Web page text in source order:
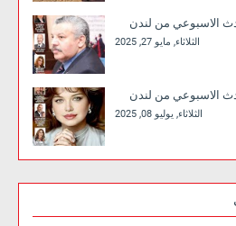
الثلاثاء, مايو 27, 2025
الثلاثاء, يوليو 08, 2025